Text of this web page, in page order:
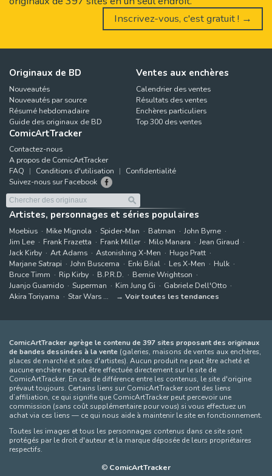
Inscrivez-vous, c'est gratuit ! →
Originaux de BD
Nouveautés
Nouveautés par source
Résumé hebdomadaire
Guide des originaux de BD
Ventes aux enchères
Calendrier des ventes
Résultats des ventes
Enchères particuliers
Top 300 des ventes
ComicArtTracker
Contactez-nous
A propos de ComicArtTracker
FAQ
Conditions d'utilisation
Confidentialité
Suivez-nous sur Facebook
Artistes, personnages et séries populaires
Moebius Mike Mignola Spider-Man Batman
John Byrne
Jim Lee
Frank Frazetta Frank Miller Milo Manara
Jean Giraud
Jack Kirby
Art Adams Astonishing X-Men
Hugo Pratt
Marjane Satrapi
John Buscema Enki Bilal Les X-Men
Hulk
Bruce Timm
Rip Kirby B.P.R.D.
Bernie Wrightson
Juanjo Guarnido
Superman Kim Jung Gi
Gabriele Dell'Otto
Akira Toriyama
Star Wars Voir toutes les tendances
ComicArtTracker agrège le contenu de 397 sites proposant des originaux
de bandes dessinées à la vente (galeries, maisons de ventes aux enchères,
places de marché et sites d'artistes). Aucun produit ne peut être acheté et
aucune enchère ne peut être effectuée directement sur le site de
ComicArtTracker. En cas de différence entre les contenus, le site d'origine
prévaut toujours. Certains liens sur ComicArtTracker sont des liens
d’affiliation, ce qui signifie que ComicArtTracker peut percevoir une
commission (sans coût supplémentaire pour vous) si vous effectuez un
achat via ces liens — ce qui nous aide à maintenir le site en fonctionnement.
Toutes les images et tous les personnages contenus dans ce site sont
protégés par le droit d'auteur et la marque déposée de leurs propriétaires
respectifs.
© ComicArtTracker